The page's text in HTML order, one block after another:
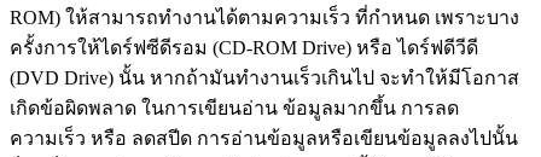
ROM) ให้สามารถทำงานได้ตามความเร็ว ที่กำหนด เพราะบาง
ครั้งการให้ไดร์ฟซีดีรอม (CD-ROM Drive) หรือ ไดร์ฟดีวีดี
(DVD Drive) นั้น หากถ้ามันทำงานเร็วเกินไป จะทำให้มีโอกาส
เกิดข้อผิดพลาด ในการเขียนอ่าน ข้อมูลมากขึ้น การลด
ความเร็ว หรือ ลดสปีด การอ่านข้อมูลหรือเขียนข้อมูลลงไปนั้น